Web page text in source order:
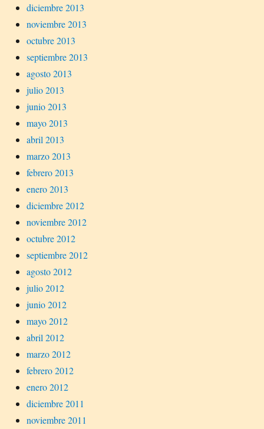
diciembre 2013
noviembre 2013
octubre 2013
septiembre 2013
agosto 2013
julio 2013
junio 2013
mayo 2013
abril 2013
marzo 2013
febrero 2013
enero 2013
diciembre 2012
noviembre 2012
octubre 2012
septiembre 2012
agosto 2012
julio 2012
junio 2012
mayo 2012
abril 2012
marzo 2012
febrero 2012
enero 2012
diciembre 2011
noviembre 2011